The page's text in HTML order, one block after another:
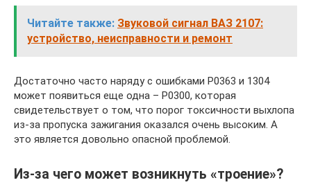
Читайте также: Звуковой сигнал ВАЗ 2107:
устройство, неисправности и ремонт
Достаточно часто наряду с ошибками Р0363 и 1304
может появиться еще одна – Р0300, которая
свидетельствует о том, что порог токсичности выхлопа
из-за пропуска зажигания оказался очень высоким. А
это является довольно опасной проблемой.
Из-за чего может возникнуть «троение»?